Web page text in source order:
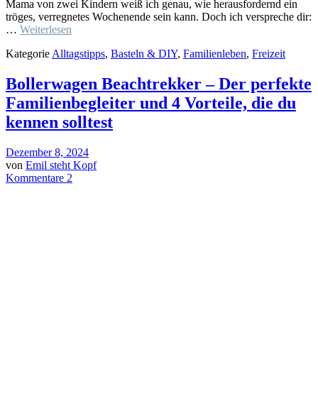
Mama von zwei Kindern weiß ich genau, wie herausfordernd ein
tröges, verregnetes Wochenende sein kann. Doch ich verspreche dir:
… Weiterlesen
Kategorie Alltagstipps, Basteln & DIY, Familienleben, Freizeit
Bollerwagen Beachtrekker – Der perfekte
Familienbegleiter und 4 Vorteile, die du
kennen solltest
Dezember 8, 2024
von Emil steht Kopf
Kommentare 2